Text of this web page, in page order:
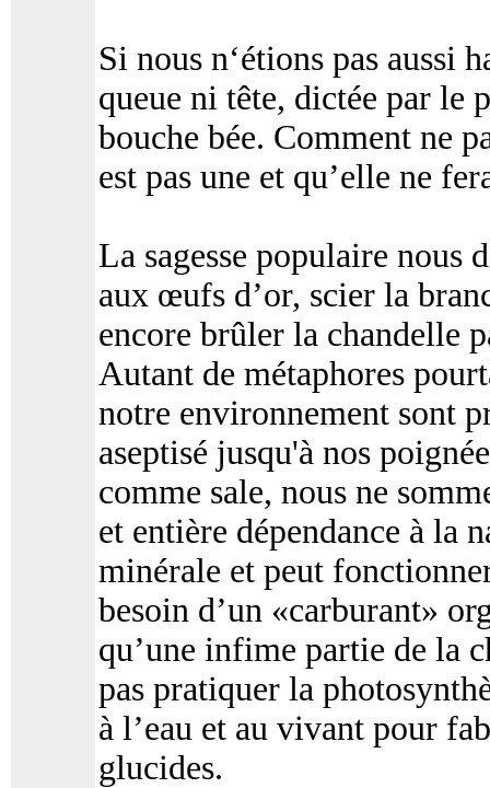
Si nous n‘étions pas aussi
queue ni tête, dictée par le
bouche bée. Comment ne
est pas une et qu’elle ne
La sagesse populaire nous
aux œufs d’or, scier la
encore brûler la chandelle
Autant de métaphores
notre environnement sont
aseptisé jusqu'à nos
comme sale, nous ne
et entière dépendance à la
minérale et peut
besoin d’un «carburant»
qu’une infime partie de la
pas pratiquer la
à l’eau et au vivant pour
glucides.